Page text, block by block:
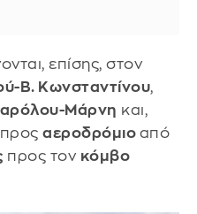
επίσης, στον
Β. Κωνσταντίνου,
Μάρνη και,
προς αεροδρόμιο από
προς τον κόμβο